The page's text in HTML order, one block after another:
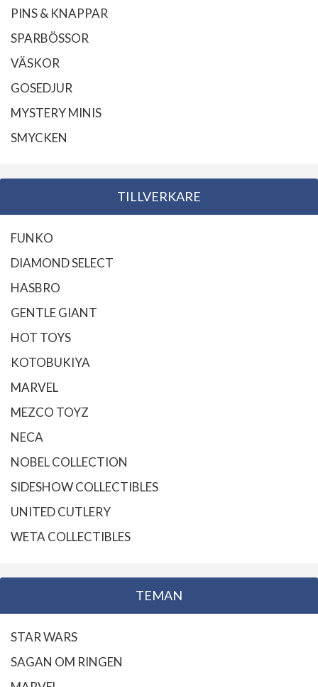
PINS & KNAPPAR
SPARBÖSSOR
VÄSKOR
GOSEDJUR
MYSTERY MINIS
SMYCKEN
TILLVERKARE
FUNKO
DIAMOND SELECT
HASBRO
GENTLE GIANT
HOT TOYS
KOTOBUKIYA
MARVEL
MEZCO TOYZ
NECA
NOBEL COLLECTION
SIDESHOW COLLECTIBLES
UNITED CUTLERY
WETA COLLECTIBLES
TEMAN
STAR WARS
SAGAN OM RINGEN